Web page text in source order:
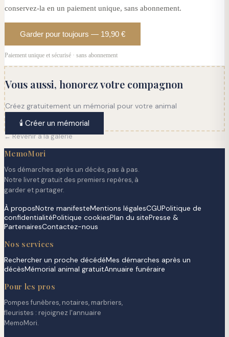
conservez-la en un paiement unique, sans abonnement.
Garder pour toujours — 19,90 €
Paiement unique et sécurisé · sans abonnement
Vous aussi, honorez votre compagnon
Créez gratuitement un mémorial pour votre animal
🕯️ Créer un mémorial
← Revenir à la galerie
MemoMori
Vos démarches après un décès, pas à pas.
Notre livret gratuit des premiers repères, à
garder et partager.
À proposNotre manifesteMentions légalesCGUPolitique de
confidentialitéPolitique cookiesPlan du sitePresse &
PartenairesContactez-nous
Nos services
Rechercher un proche décédéMes démarches après un
décèsMémorial animal gratuitAnnuaire funéraire
Pour les pros
Pompes funèbres, notaires, marbriers,
fleuristes : rejoignez l'annuaire
MemoMori.